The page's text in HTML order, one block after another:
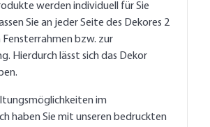
werden individuell für Sie
Sie an jeder Seite des Dekores 2
Fensterrahmen bzw. zur
Hierdurch lässt sich das Dekor
im
haben Sie mit unseren bedruckten